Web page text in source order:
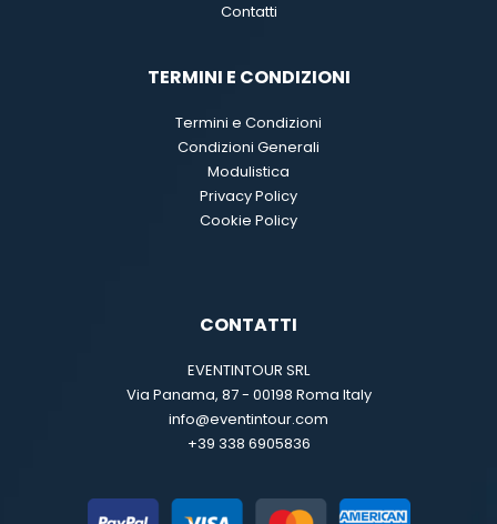
Contatti
TERMINI E CONDIZIONI
Termini e Condizioni
Condizioni Generali
Modulistica
Privacy Policy
Cookie Policy
CONTATTI
EVENTINTOUR SRL
Via Panama, 87 - 00198 Roma Italy
info@eventintour.com
+39 338 6905836